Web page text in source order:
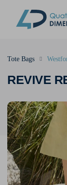
REVIVE
Tote Bags